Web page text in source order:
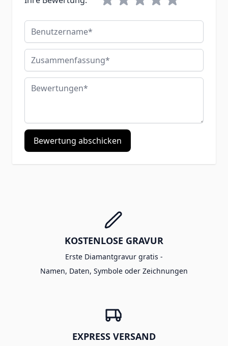
Benutzername
Zusammenfassung
Bewertungen
Bewertung abschicken
KOSTENLOSE GRAVUR
Erste Diamantgravur gratis -
Namen, Daten, Symbole oder Zeichnungen
EXPRESS VERSAND